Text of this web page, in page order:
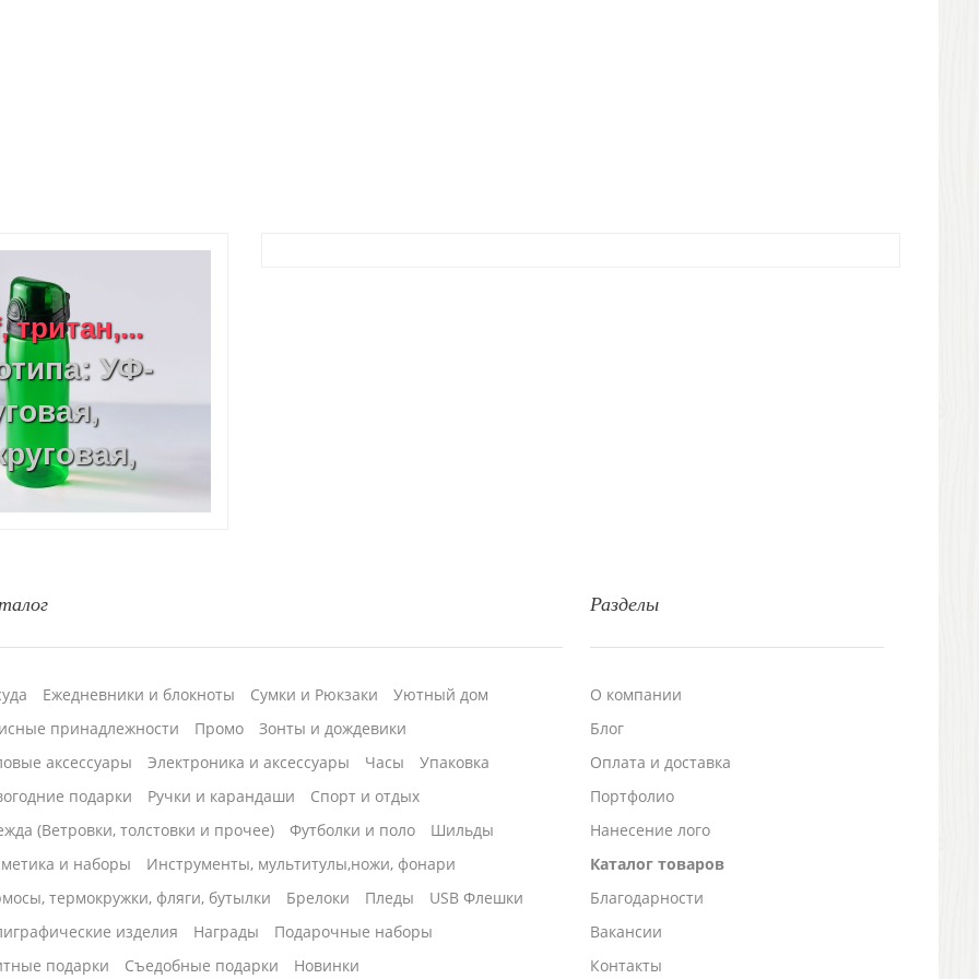
УФ-
Разделы
О компании
Блог
Оплата и доставка
Портфолио
Нанесение лого
Каталог товаров
Благодарности
Вакансии
Контакты
Ежедневники и блокноты Сумки и Рюкзаки
Уютный дом
принадлежности
Промо
Зонты и дождевики
аксессуары
Электроника и аксессуары Часы
Упаковка
подарки
Ручки и карандаши
Спорт и отдых
(Ветровки, толстовки и прочее)
Футболки и поло
Шильды
и наборы
Инструменты, мультитулы,ножи, фонари
термокружки, фляги, бутылки
Брелоки Пледы
USB Флешки
изделия
Награды
Подарочные наборы
подарки
Cъедобные подарки Новинки